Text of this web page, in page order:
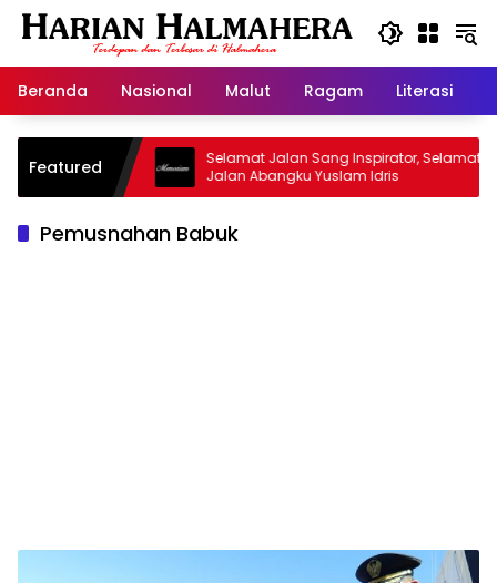
Langsung
Beranda
Nasional Malut Ragam Literasi
Featured
Warisan
Selamat Jalan Sang Inspirator, Selamat
Jalan Abangku Yuslam Idris
Pemusnahan Babuk